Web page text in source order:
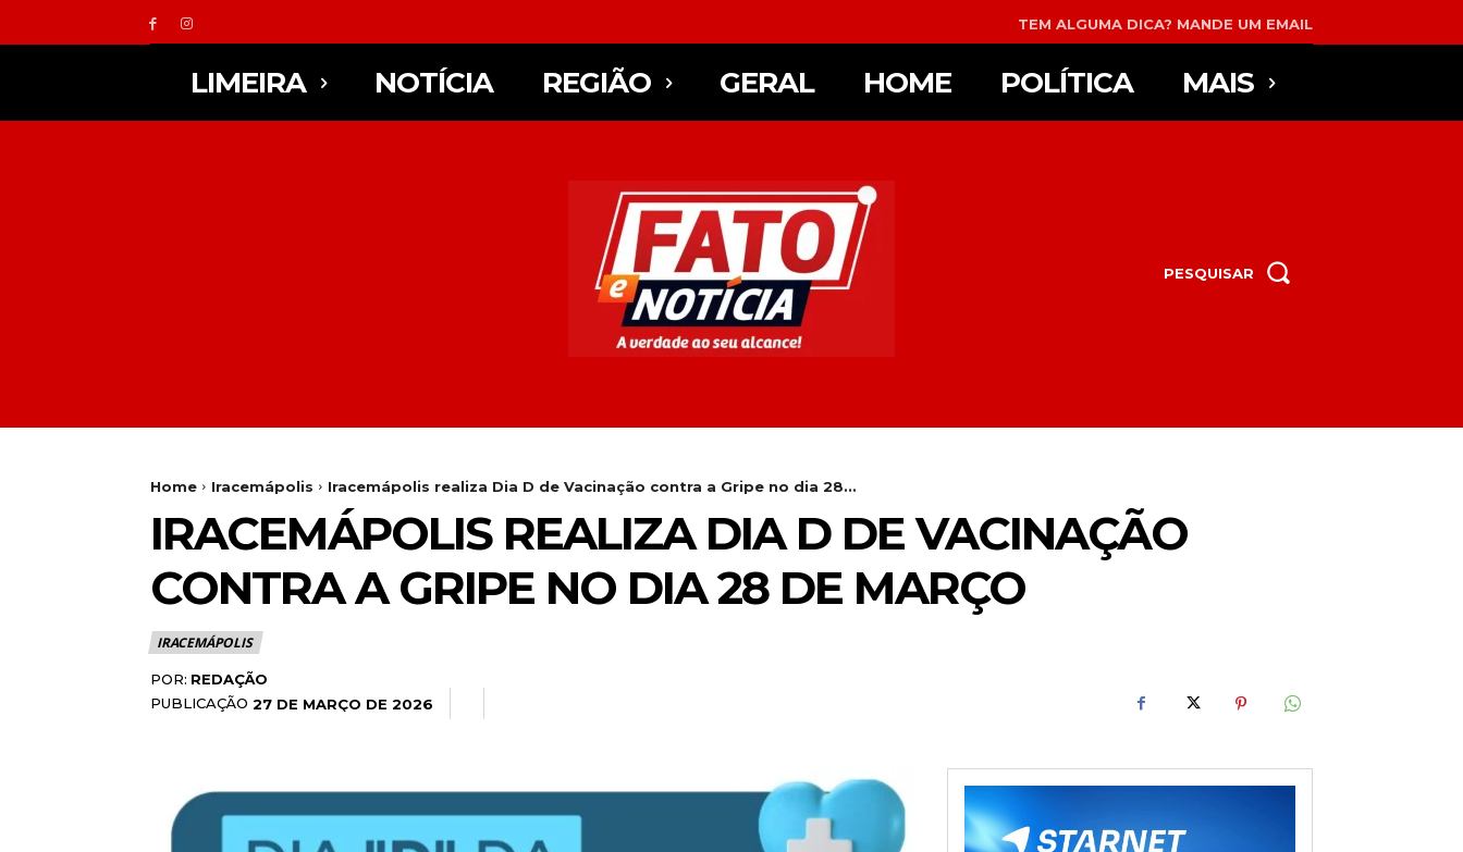
TEM ALGUMA DICA? MANDE UM EMAIL
LIMEIRA NOTÍCIA REGIÃO GERAL HOME POLÍTICA MAIS
PESQUISAR
Home Iracemápolis Iracemápolis realiza Dia D de Vacinação contra a Gripe no dia 28...
IRACEMÁPOLIS REALIZA DIA D DE VACINAÇÃO
CONTRA A GRIPE NO DIA 28 DE MARÇO
IRACEMÁPOLIS
POR: REDAÇÃO
PUBLICAÇÃO 27 DE MARÇO DE 2026